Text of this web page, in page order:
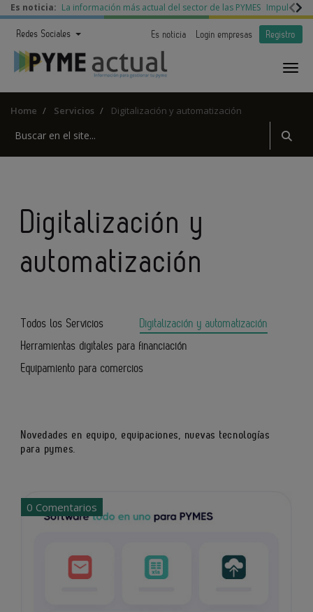
Es noticia: La información más actual del sector de las PYMES Impulso a
Redes Sociales Es noticia Login empresas Registro
Home Servicios Digitalización y automatización
Digitalización y
automatización
Todos los Servicios
Digitalización y automatización
Herramientas digitales para financiación
Equipamiento para comercios
Novedades en equipo, equipaciones, nuevas tecnologías
para pymes.
0 Comentarios